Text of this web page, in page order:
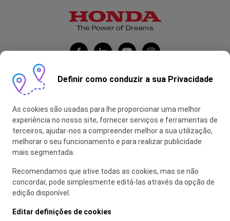
Honda Portugal Automóveis
Contas Feitas
myHONDA
Glossário
Política de Utilização de Cookies
Definir como conduzir a sua Privacidade
As cookies são usadas para lhe proporcionar uma melhor
experiência no nosso site, fornecer serviços e ferramentas de
terceiros, ajudar-nos a compreender melhor a sua utilização,
melhorar o seu funcionamento e para realizar publicidade
mais segmentada.
Recomendamos que ative todas as cookies, mas se não
concordar, pode simplesmente editá-las através da opção de
edição disponível.
Editar definições de cookies